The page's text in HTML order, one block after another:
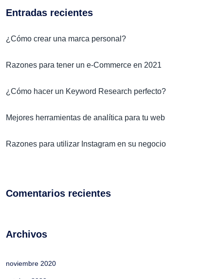
Entradas recientes
¿Cómo crear una marca personal?
Razones para tener un e-Commerce en 2021
¿Cómo hacer un Keyword Research perfecto?
Mejores herramientas de analítica para tu web
Razones para utilizar Instagram en su negocio
Comentarios recientes
Archivos
noviembre 2020